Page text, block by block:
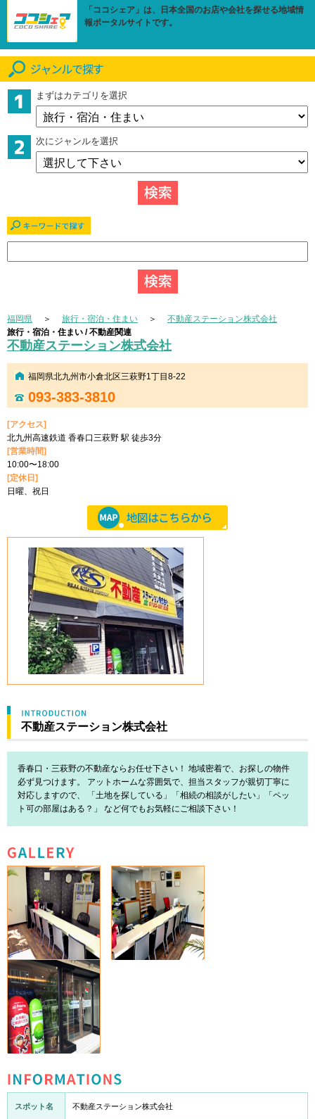
「ココシェア」は、日本全国のお店や会社を探せる地域情
報ポータルサイトです。
まずはカテゴリを選択
次にジャンルを選択
福岡県 ＞ 旅行・宿泊・住まい ＞ 不動産ステーション株式会社
旅行・宿泊・住まい / 不動産関連
不動産ステーション株式会社
福岡県北九州市小倉北区三萩野1丁目8-22
093-383-3810
[アクセス]
北九州高速鉄道 香春口三萩野 駅 徒歩3分
[営業時間]
10:00〜18:00
[定休日]
日曜、祝日
不動産ステーション株式会社
香春口・三萩野の不動産ならお任せ下さい！ 地域密着で、お探しの物件
必ず見つけます。 アットホームな雰囲気で、担当スタッフが親切丁寧に
対応しますので、 「土地を探している」「相続の相談がしたい」「ペッ
ト可の部屋はある？」 など何でもお気軽にご相談下さい！
スポット名 不動産ステーション株式会社